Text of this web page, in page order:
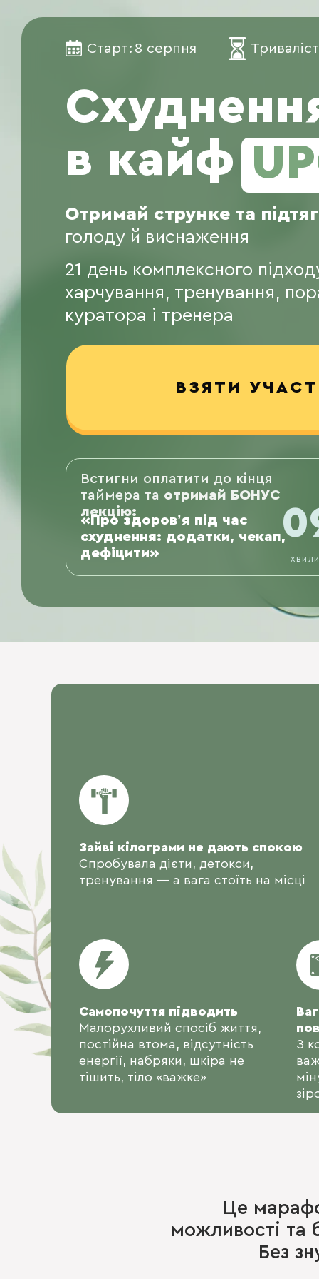
в кайф
21 день комплексного
харчування, тренування,
куратора і тренера
Отримай струнке та
голоду й виснаження
Старт: 8 серпня
«Про здоровʼя під час
схуднення: додатки, чекап,
дефіцити»
Встигни оплатити до кінця
таймера та отримай БОНУС
лекцію:
ВЗЯТИ
Зайві кілограми не дають спокою
Спробувала дієти, детокси,
тренування — а вага стоїть на місці
Самопочуття підводить
Малорухливий спосіб життя,
постійна втома, відсутність
енергії, набряки, шкіра не
тішить, тіло «важке»
З
Це
можливості та
Без